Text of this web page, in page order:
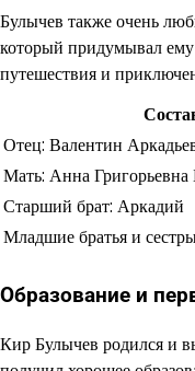
Булычев также очень
который придумывал
путешествия и
Отец: Валентин
Мать: Анна Григорьевна
Старший брат: Аркадий
Младшие братья и
Образование и
Кир Булычев родился и